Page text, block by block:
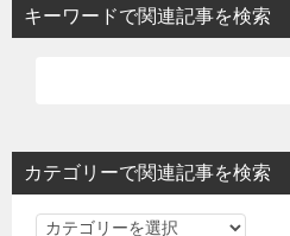
ゲ
ョ
ン
キーワードで関連記事を検索
カテゴリーで関連記事を検索
カ